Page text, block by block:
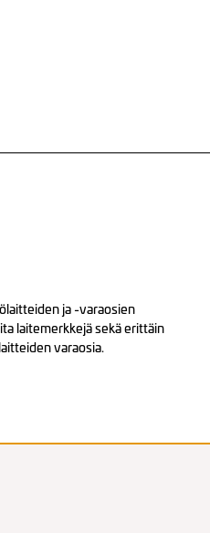
ja -varaosien
laitemerkkejä sekä erittäin
varaosia.